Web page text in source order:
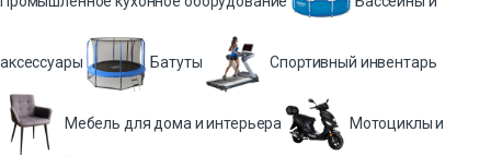
аксессуары Батуты Спортивный инвентарь
Мебель для дома и интерьера Мотоциклы и